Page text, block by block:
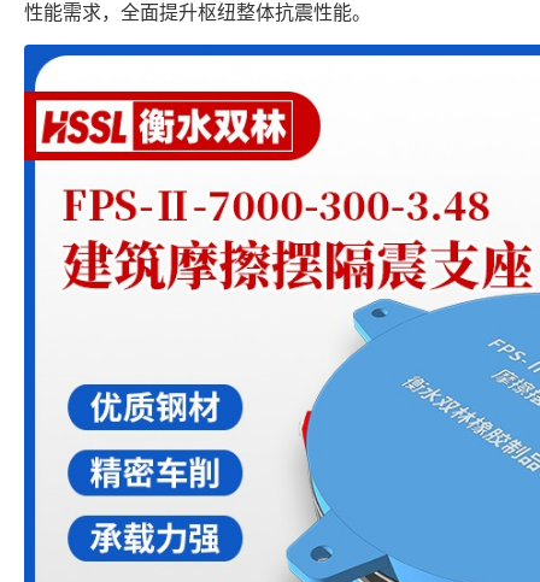
性能需求，全面提升枢纽整体抗震性能。